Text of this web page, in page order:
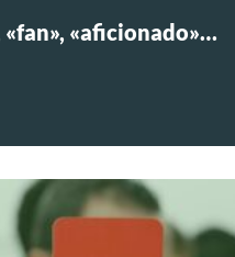
«fan», «aficionado»…